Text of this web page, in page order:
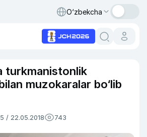
O‘zbekcha
turkmanistonlik
muzokaralar bo‘lib
/ 22.05.2018 743